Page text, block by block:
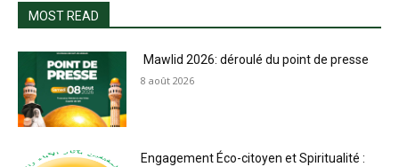
MOST READ
Mawlid 2026: déroulé du point de presse
8 août 2026
Engagement Éco-citoyen et Spiritualité :